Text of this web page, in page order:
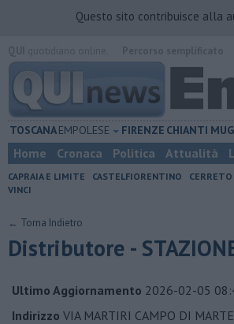
Questo sito contribuisce alla
TOSCANAEMPOLESE FIRENZE CHIANTI
Home Cronaca Politica Attualità
CAPRAIA E LIMITE CASTELFIORENTINO
VINCI
← Torna Indietro
Distributore -
Ultimo Aggiornamento 2026-02-05
Indirizzo VIA MARTIRI CAMPO DI